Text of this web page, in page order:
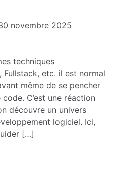
novembre 2025
techniques
Fullstack, etc. il est normal
même de se pencher
C’est une réaction
découvre un univers
logiciel. Ici,
[…]